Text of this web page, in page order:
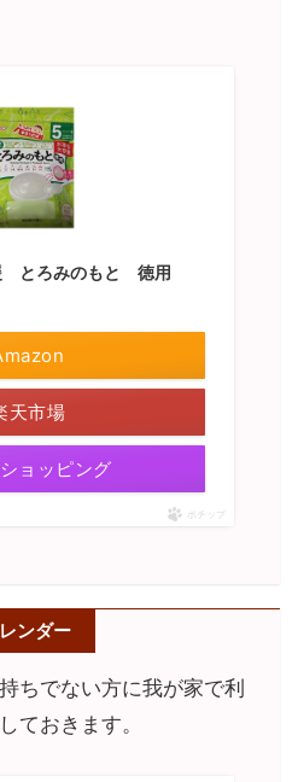
とろみのもと 徳用
天市場
ョッピング
ポチップ
ンダー
ちでない方に我が家で利
ておきます。